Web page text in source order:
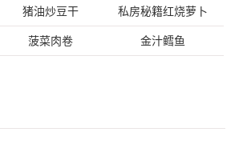
猪油炒豆干 私房秘籍红烧萝卜
菠菜肉卷 金汁鳕鱼